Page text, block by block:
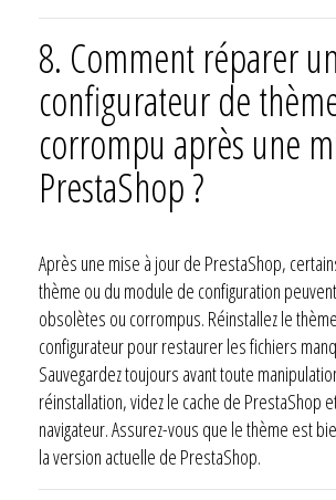
8. Comment réparer un
configurateur de
corrompu après une
PrestaShop ?
Après une mise à jour de PrestaShop,
thème ou du module de configuration
obsolètes ou corrompus. Réinstallez le
configurateur pour restaurer les fichiers
Sauvegardez toujours avant toute
réinstallation, videz le cache de PrestaShop
navigateur. Assurez-vous que le thème est
la version actuelle de PrestaShop.